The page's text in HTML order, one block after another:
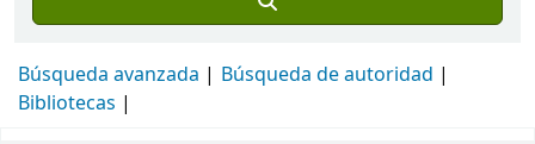
Búsqueda avanzada
Búsqueda de autoridad
Bibliotecas